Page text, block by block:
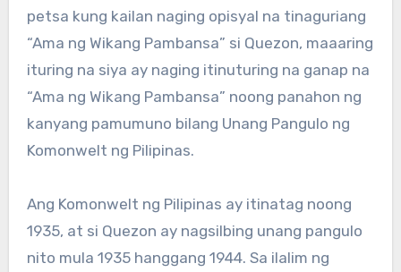
petsa kung kailan naging opisyal na tinaguriang
“Ama ng Wikang Pambansa” si Quezon, maaaring
ituring na siya ay naging itinuturing na ganap na
“Ama ng Wikang Pambansa” noong panahon ng
kanyang pamumuno bilang Unang Pangulo ng
Komonwelt ng Pilipinas.
Ang Komonwelt ng Pilipinas ay itinatag noong
1935, at si Quezon ay nagsilbing unang pangulo
nito mula 1935 hanggang 1944. Sa ilalim ng